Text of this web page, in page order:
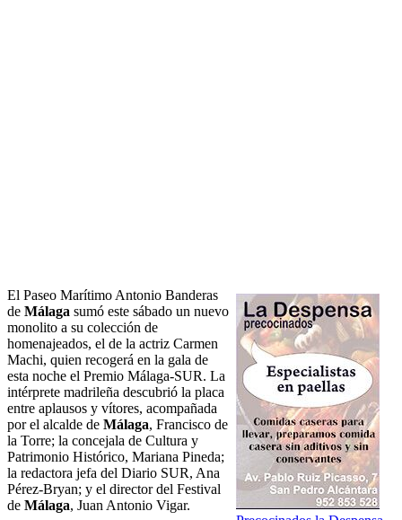
El Paseo Marítimo Antonio Banderas
de Málaga sumó este sábado un nuevo
monolito a su colección de
homenajeados, el de la actriz Carmen
Machi, quien recogerá en la gala de
esta noche el Premio Málaga-SUR. La
intérprete madrileña descubrió la placa
entre aplausos y vítores, acompañada
por el alcalde de Málaga, Francisco de
la Torre; la concejala de Cultura y
Patrimonio Histórico, Mariana Pineda;
la redactora jefa del Diario SUR, Ana
Pérez-Bryan; y el director del Festival
de Málaga, Juan Antonio Vigar.